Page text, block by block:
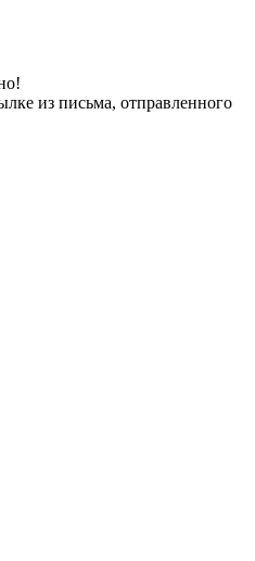
из письма, отправленного